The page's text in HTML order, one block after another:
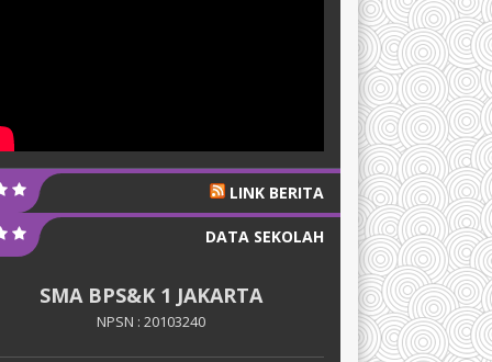
LINK BERITA
DATA SEKOLAH
SMA BPS&K 1 JAKARTA
NPSN : 20103240